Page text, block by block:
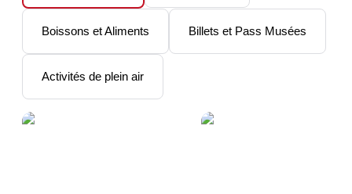
Boissons et Aliments Billets et Pass Musées
Activités de plein air